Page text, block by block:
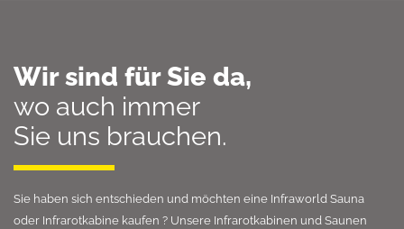
Wir sind für Sie da,
wo auch immer
Sie uns brauchen.
Sie haben sich entschieden und möchten eine Infraworld Sauna
oder Infrarotkabine kaufen ? Unsere Infrarotkabinen und Saunen